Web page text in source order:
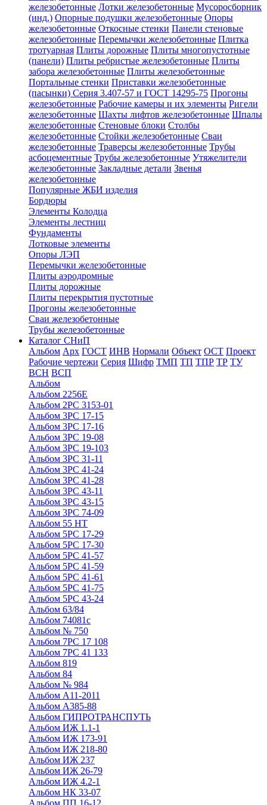
железобетонные Лотки железобетонные Мусоросборник
(инд.) Опорные подушки железобетонные Опоры
железобетонные Откосные стенки Панели стеновые
железобетонные Перемычки железобетонные Плитка
тротуарная Плиты дорожные Плиты многопустотные
(панели) Плиты ребристые железобетонные Плиты
забора железобетонные Плиты железобетонные
Портальные стенки Приставки железобетонные
(пасынки) Серия 3.407-57 и ГОСТ 14295-75 Прогоны
железобетонные Рабочие камеры и их элементы Ригели
железобетонные Шахты лифтов железобетонные Шпалы
железобетонные Стеновые блоки Столбы
железобетонные Стойки железобетонные Сваи
железобетонные Траверсы железобетонные Трубы
асбоцементные Трубы железобетонные Утяжелители
железобетонные Закладные детали Звенья
железобетонные
Популярные ЖБИ изделия
Бордюры
Элементы Колодца
Элементы лестниц
Фундаменты
Лотковые элементы
Опоры ЛЭП
Перемычки железобетонные
Плиты аэродромные
Плиты дорожные
Плиты перекрытия пустотные
Прогоны железобетонные
Сваи железобетонные
Трубы железобетонные
Каталог СНиП
Альбом Арх ГОСТ ИНВ Нормали Объект ОСТ Проект
Рабочие чертежи Серия Шифр ТМП ТП ТПР ТР ТУ
ВСН ВСП
Альбом
Альбом 2256Е
Альбом 2РС 3153-01
Альбом 3РС 17-15
Альбом 3РС 17-16
Альбом 3РС 19-08
Альбом 3РС 19-103
Альбом 3РС 31-11
Альбом 3РС 41-24
Альбом 3РС 41-28
Альбом 3РС 43-11
Альбом 3РС 43-15
Альбом 3РС 74-09
Альбом 55 НТ
Альбом 5РС 17-29
Альбом 5РС 17-30
Альбом 5РС 41-57
Альбом 5РС 41-59
Альбом 5РС 41-61
Альбом 5РС 41-75
Альбом 5РС 43-24
Альбом 63/84
Альбом 74081с
Альбом № 750
Альбом 7РС 17 108
Альбом 7РС 41 133
Альбом 819
Альбом 84
Альбом № 984
Альбом А11-2011
Альбом А385-88
Альбом ГИПРОТРАНСПУТЬ
Альбом ИЖ 1.1-1
Альбом ИЖ 173-91
Альбом ИЖ 218-80
Альбом ИЖ 237
Альбом ИЖ 26-79
Альбом ИЖ 4.2-1
Альбом НК 33-07
Альбом ПП 16-12